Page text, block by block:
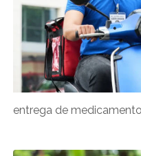
entrega de